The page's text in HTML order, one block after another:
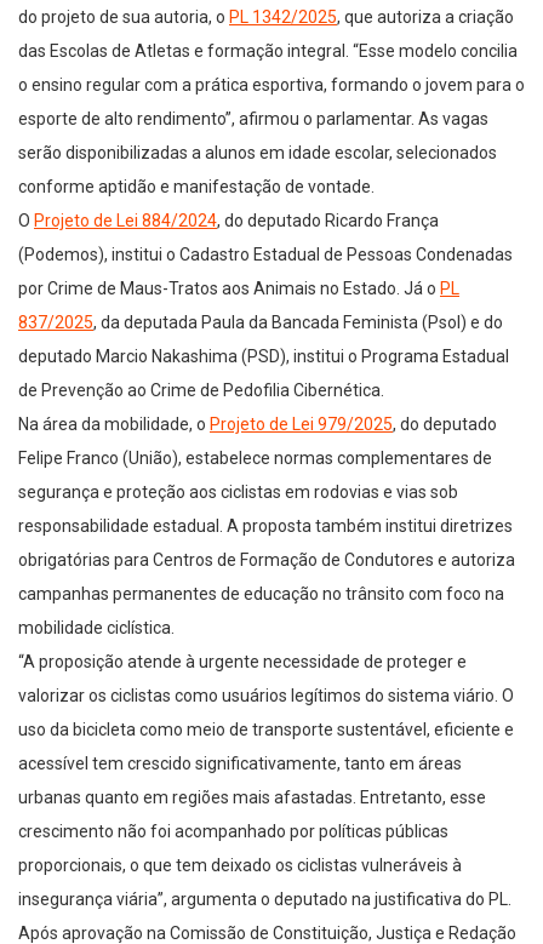
do projeto de sua autoria, o PL 1342/2025, que autoriza a criação
das Escolas de Atletas e formação integral. “Esse modelo concilia
o ensino regular com a prática esportiva, formando o jovem para o
esporte de alto rendimento”, afirmou o parlamentar. As vagas
serão disponibilizadas a alunos em idade escolar, selecionados
conforme aptidão e manifestação de vontade.
O Projeto de Lei 884/2024, do deputado Ricardo França
(Podemos), institui o Cadastro Estadual de Pessoas Condenadas
por Crime de Maus-Tratos aos Animais no Estado. Já o PL
837/2025, da deputada Paula da Bancada Feminista (Psol) e do
deputado Marcio Nakashima (PSD), institui o Programa Estadual
de Prevenção ao Crime de Pedofilia Cibernética.
Na área da mobilidade, o Projeto de Lei 979/2025, do deputado
Felipe Franco (União), estabelece normas complementares de
segurança e proteção aos ciclistas em rodovias e vias sob
responsabilidade estadual. A proposta também institui diretrizes
obrigatórias para Centros de Formação de Condutores e autoriza
campanhas permanentes de educação no trânsito com foco na
mobilidade ciclística.
“A proposição atende à urgente necessidade de proteger e
valorizar os ciclistas como usuários legítimos do sistema viário. O
uso da bicicleta como meio de transporte sustentável, eficiente e
acessível tem crescido significativamente, tanto em áreas
urbanas quanto em regiões mais afastadas. Entretanto, esse
crescimento não foi acompanhado por políticas públicas
proporcionais, o que tem deixado os ciclistas vulneráveis à
insegurança viária”, argumenta o deputado na justificativa do PL.
Após aprovação na Comissão de Constituição, Justiça e Redação